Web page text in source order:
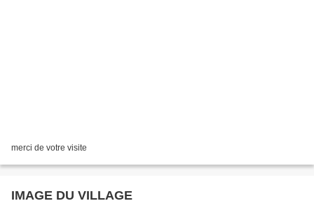
merci de votre visite
IMAGE DU VILLAGE